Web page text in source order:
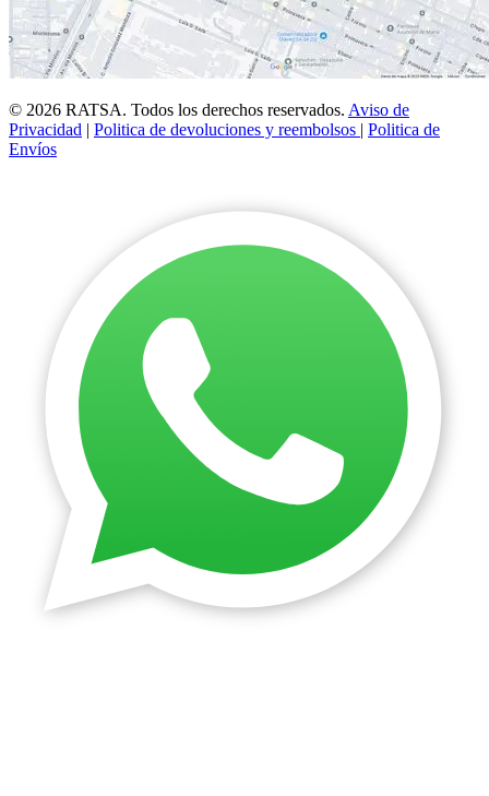
© 2026 RATSA. Todos los derechos reservados. Aviso de
Privacidad | Politica de devoluciones y reembolsos | Politica de
Envíos